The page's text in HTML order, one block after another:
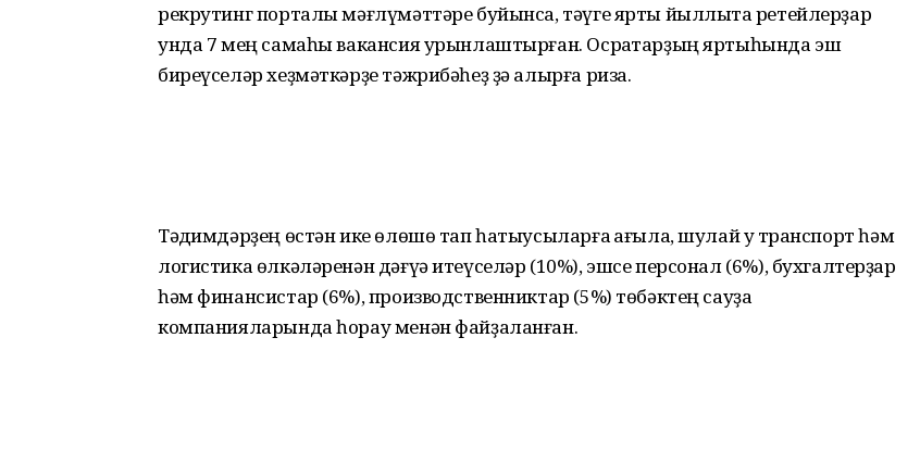
рекрутинг порталы мәғлүмәттәре буйынса, тәүге ярты йыллыҡта ретейлерҙар
унда 7 мең самаһы вакансия урынлаштырған. Осраҡтарҙың яртыһында эш
биреүселәр хеҙмәткәрҙе тәжрибәһеҙ ҙә алырға риза.
Тәҡдимдәрҙең өстән ике өлөшө тап һатыусыларға ҡағыла, шулай уҡ транспорт һәм
логистика өлкәләренән дәғүә итеүселәр (10%), эшсе персонал (6%), бухгалтерҙар
һәм финансистар (6%), производственниктар (5%) төбәктең сауҙа
компанияларында һорау менән файҙаланған.